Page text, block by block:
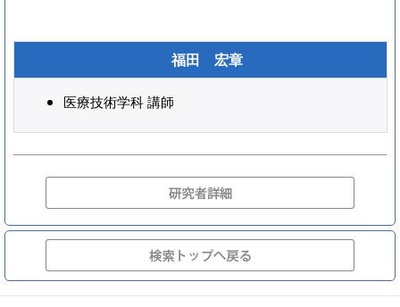
福田 宏章
医療技術学科 講師